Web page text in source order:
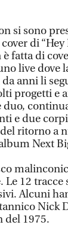
si sono
di “Hey
fatta di
live dove
anni li
progetti e
e due
ritorno a
Next
12 tracce
Alcuni
Nick
del 1975.